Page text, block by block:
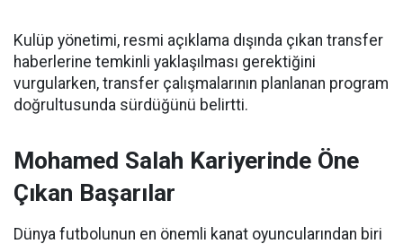
Kulüp yönetimi, resmi açıklama dışında çıkan transfer
haberlerine temkinli yaklaşılması gerektiğini
vurgularken, transfer çalışmalarının planlanan program
doğrultusunda sürdüğünü belirtti.
Mohamed Salah Kariyerinde Öne
Çıkan Başarılar
Dünya futbolunun en önemli kanat oyuncularından biri